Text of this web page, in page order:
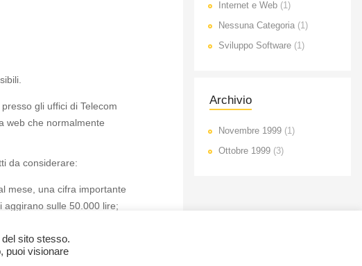
gli uffici di Telecom
web che normalmente
da considerare:
mese, una cifra importante
aggirano sulle 50.000 lire;
lire.
Internet e Web(1)
Nessuna Categoria(1)
Sviluppo Software(1)
Archivio
Novembre 1999(1)
Ottobre 1999(3)
sito stesso.
puoi visionare